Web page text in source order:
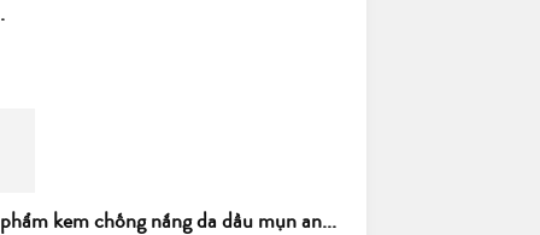
kem chống nắng da dầu mụn an...